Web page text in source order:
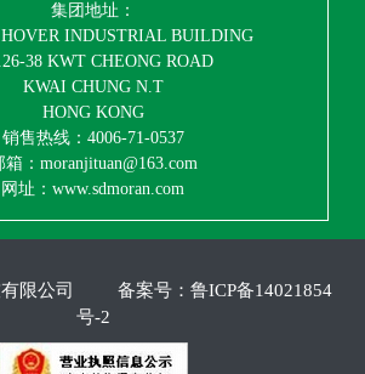
集团地址：
HOVER INDUSTRIAL BUILDING
38 KWT CHEONG ROAD
KWAI CHUNG N.T
HONG KONG
销售热线：4006-71-0537
箱：moranjituan@163.com
网址：www.sdmoran.com
限公司 备案号： 鲁ICP备14021854
号-2